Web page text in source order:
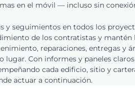
en el móvil — incluso sin
y seguimientos en todos los
de los contratistas y mantén
reparaciones, entregas y
lugar. Con informes y paneles
cada edificio, sitio y
actuar a continuación.